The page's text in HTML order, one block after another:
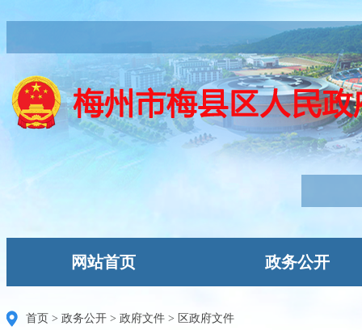
网站首页 政务公开
首页 > 政务公开 > 政府文件 > 区政府文件